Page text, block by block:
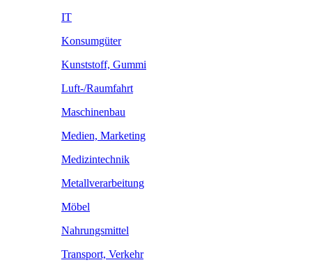
IT
Konsumgüter
Kunststoff, Gummi
Luft-/Raumfahrt
Maschinenbau
Medien, Marketing
Medizintechnik
Metallverarbeitung
Möbel
Nahrungsmittel
Transport, Verkehr